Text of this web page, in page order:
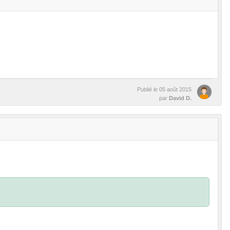
Publié le 05 août 2015
par David D.